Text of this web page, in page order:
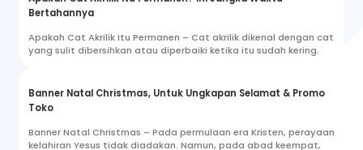
Bertahannya
Apakah Cat Akrilik Itu Permanen – Cat akrilik dikenal dengan cat
yang sulit dibersihkan atau diperbaiki ketika itu sudah kering.
Banner Natal Christmas, Untuk Ungkapan Selamat & Promo
Toko
Banner Natal Christmas – Pada permulaan era Kristen, perayaan
kelahiran Yesus tidak diadakan. Namun, pada abad keempat,